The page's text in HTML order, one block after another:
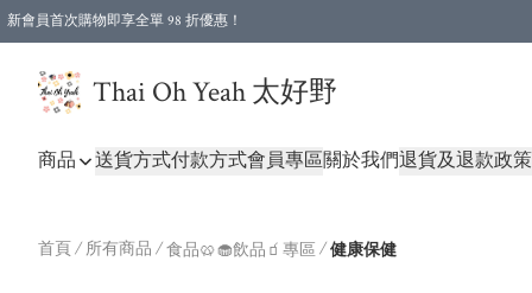
新會員首次購物即享全單 98 折優惠！
Thai Oh Yeah 太好野
商品 送貨方式付款方式會員專區關於我們退貨及退款政策
首頁/ 所有商品 /食品🥨🧁飲品🧃專區 /健康保健